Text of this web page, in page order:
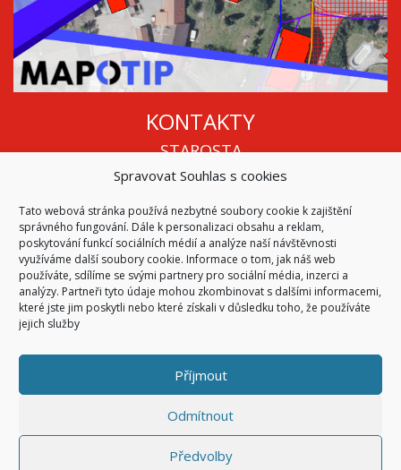
Spravovat Souhlas s cookies
Tato webová stránka používá nezbytné soubory cookie k zajištění
správného fungování. Dále k personalizaci obsahu a reklam,
poskytování funkcí sociálních médií a analýze naší návštěvnosti
využíváme další soubory cookie. Informace o tom, jak náš web
používáte, sdílíme se svými partnery pro sociální média, inzerci a
analýzy. Partneři tyto údaje mohou zkombinovat s dalšími informacemi,
které jste jim poskytli nebo které získali v důsledku toho, že používáte
jejich služby
Příjmout
Odmítnout
Předvolby
KONTAKTY
STAROSTA
Mgr. Roman Vala
info@oukojetice.cz
ÚŘEDNÍ HODINY
Po, St: 15:30 - 16:30
Všechny kontakty | Kde nás najdete
© 2026Obec Kojetice na Moravě
Všechna práva vyhrazena
Code & Design bySymphony Digital